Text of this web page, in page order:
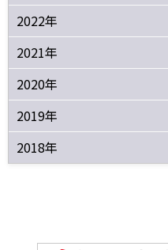
2022年
2021年
2020年
2019年
2018年